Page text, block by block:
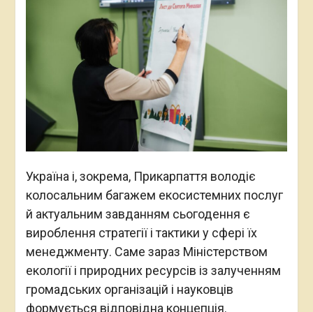
Україна і, зокрема, Прикарпаття володіє
колосальним багажем екосистемних послуг
й актуальним завданням сьогодення є
вироблення стратегії і тактики у сфері їх
менеджменту. Саме зараз Міністерством
екології і природних ресурсів із залученням
громадських організацій і науковців
формується відповідна концепція.